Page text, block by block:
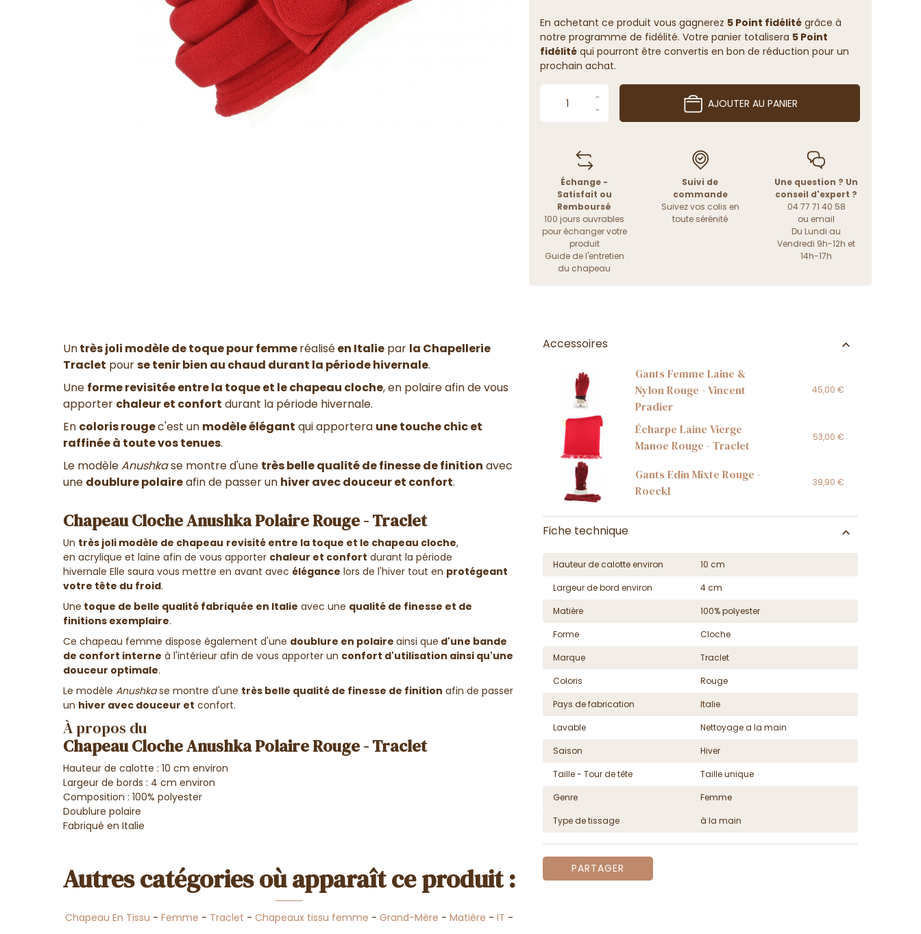
En achetant ce produit vous gagnerez 5 Point fidélitégrâce à
notre programme de fidélité. Votre panier totalisera 5 Point
fidélitéqui pourront être convertis en bon de réduction pour un
prochain achat.
AJOUTER AU PANIER
Échange -
Satisfait ou
Remboursé
100 jours ouvrables
pour échanger votre
produit
Guide de l'entretien
du chapeau
Suivi de
commande
Suivez vos colis en
toute sérénité
Une question ? Un
conseil d'expert ?
04 77 71 40 58
ou email
Du Lundi au
Vendredi 9h-12h et
14h-17h
Untrès joli modèle de toque pour femmeréaliséen Italie par la Chapellerie
Traclet pourse tenir bien au chaud durant la période hivernale.
Une forme revisitée entre la toque et le chapeau cloche, en polaire afin de vous
apporter chaleur et confort durant la période hivernale.
En coloris rougec'est un modèle élégant qui apportera une touche chic et
raffinée à toute vos tenues.
Le modèleAnushkase montre d'une très belle qualité de finesse de finition avec
une doublure polaireafin de passer un hiver avec douceur et confort.
Chapeau Cloche Anushka Polaire Rouge - Traclet
Un très joli modèle de chapeau revisité entre la toque et le chapeau cloche,
en acrylique et laine afin de vous apporter chaleur et confort durant la période
hivernale Elle saura vous mettre en avant avec élégance lors de l'hiver tout en protégeant
votre tête du froid.
Une toque de belle qualité fabriquée en Italie avec une qualité de finesse et de
finitions exemplaire.
Ce chapeau femme dispose également d'une doublure en polaire ainsi que d'une bande
de confort interne à l'intérieur afin de vous apporter un confort d'utilisation ainsi qu'une
douceur optimale.
Le modèle Anushka se montre d'une très belle qualité de finesse de finition afin de passer
un hiver avec douceur et confort.
À propos du
Chapeau Cloche Anushka Polaire Rouge - Traclet
Hauteur de calotte : 10 cm environ
Largeur de bords : 4 cm environ
Composition : 100% polyester
Doublure polaire
Fabriqué en Italie
Autres catégories où apparaît ce produit :
Chapeau En Tissu - Femme - Traclet - Chapeaux tissu femme - Grand-Mère - Matière - IT -
Accessoires
Gants Femme Laine &
Nylon Rouge - Vincent
Pradier
45,00 €
Écharpe Laine Vierge
Manoe Rouge - Traclet
53,00 €
Gants Edin Mixte Rouge -
Roeckl
39,90 €
Fiche technique
Hauteur de calotte environ
10 cm
Largeur de bord environ
4 cm
Matière
100% polyester
Forme
Cloche
Marque
Traclet
Coloris
Rouge
Pays de fabrication
Italie
Lavable
Nettoyage a la main
Saison
Hiver
Taille - Tour de tête
Taille unique
Genre
Femme
Type de tissage
à la main
PARTAGER